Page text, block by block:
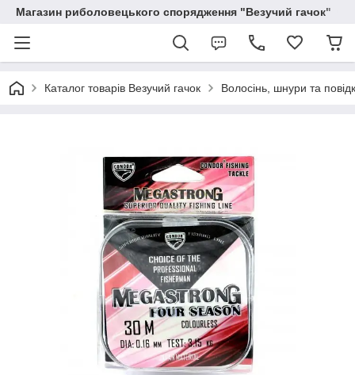
Магазин риболовецького спорядження "Везучий гачок"
Каталог товарів Везучий гачок Волосінь, шнури та